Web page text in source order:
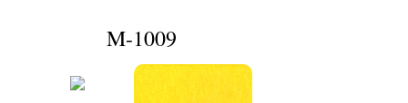
M-1009